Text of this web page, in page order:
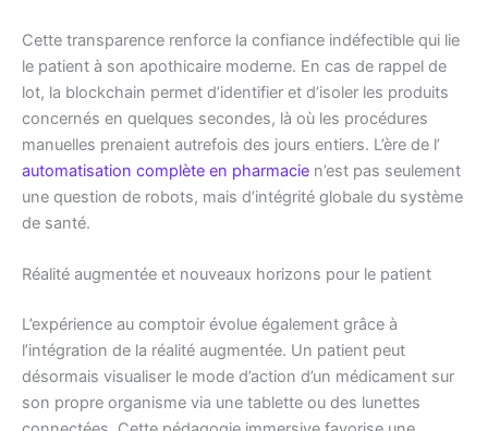
Cette transparence renforce la confiance indéfectible qui lie
le patient à son apothicaire moderne. En cas de rappel de
lot, la blockchain permet d’identifier et d’isoler les produits
concernés en quelques secondes, là où les procédures
manuelles prenaient autrefois des jours entiers. L’ère de l’
automatisation complète en pharmacie n’est pas seulement
une question de robots, mais d’intégrité globale du système
de santé.
Réalité augmentée et nouveaux horizons pour le patient
L’expérience au comptoir évolue également grâce à
l’intégration de la réalité augmentée. Un patient peut
désormais visualiser le mode d’action d’un médicament sur
son propre organisme via une tablette ou des lunettes